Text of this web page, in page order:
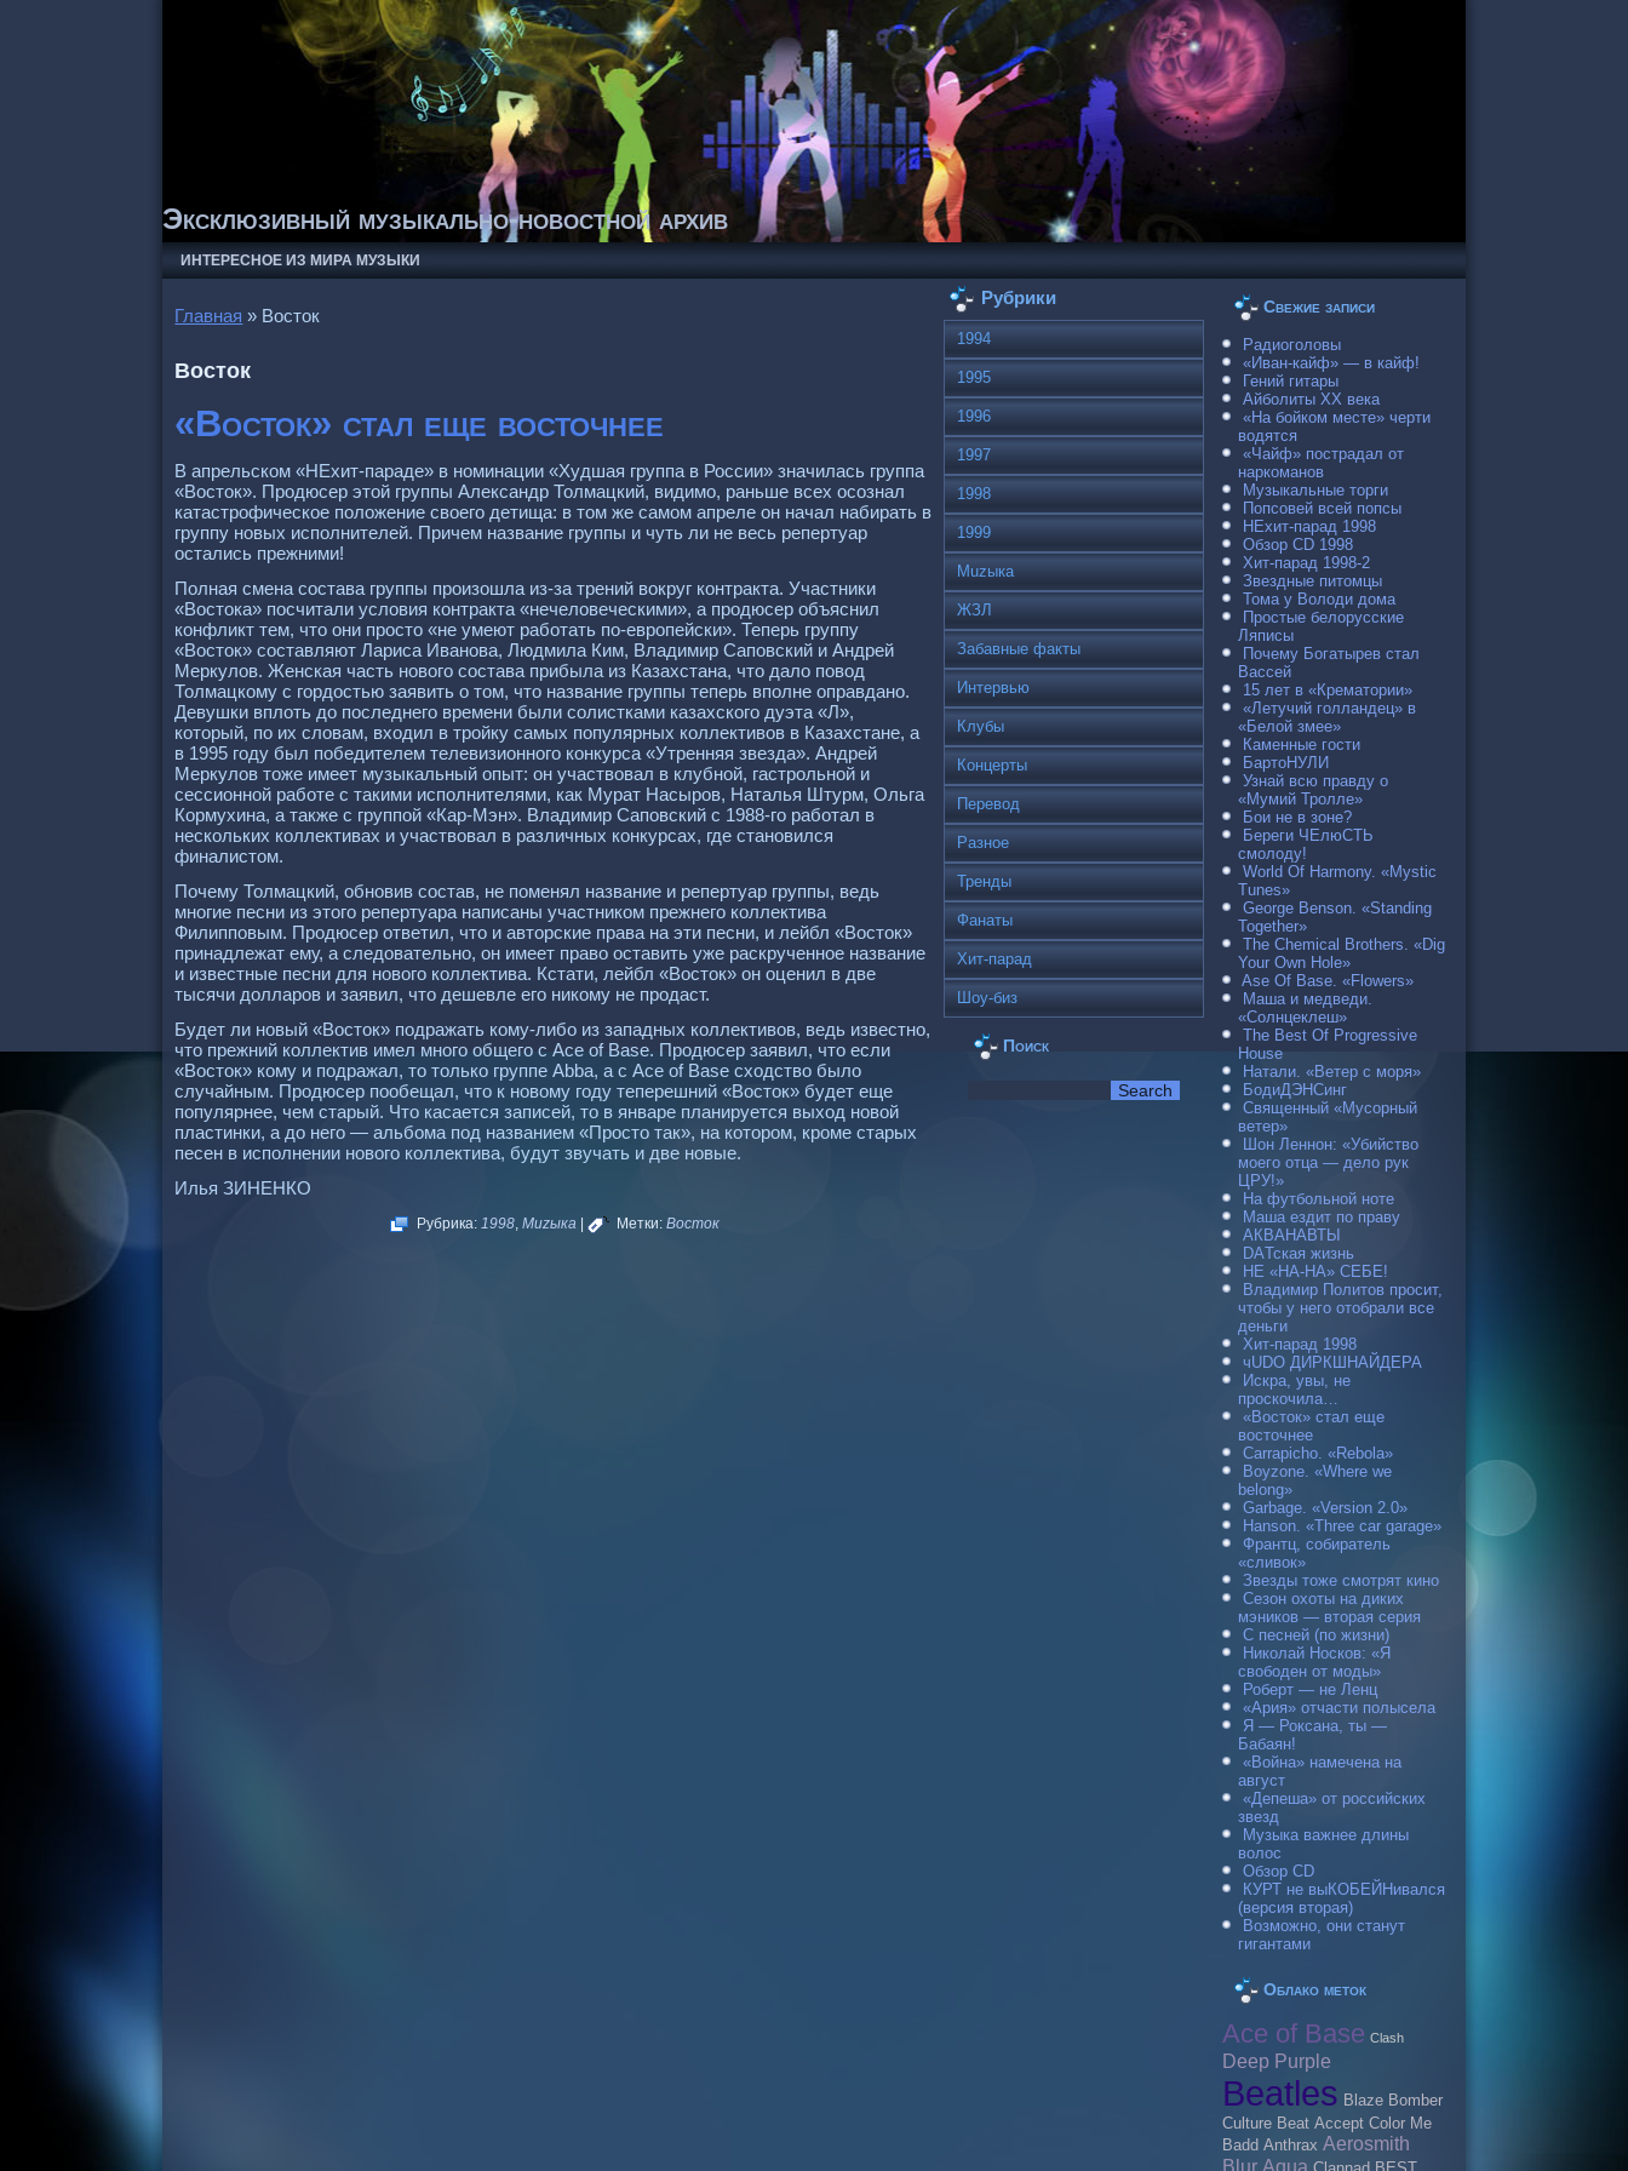
Эксклюзивный музыкально-новостной архив
ИНТЕРЕСНОЕ ИЗ МИРА МУЗЫКИ
Главная » Восток
Восток
«Восток» стал еще восточнее
В апрельском «НЕхит-параде» в номинации «Худшая группа в России» значилась группа
«Восток». Продюсер этой группы Александр Толмацкий, видимо, раньше всех осознал
катастрофическое положение своего детища: в том же самом апреле он начал набирать в
группу новых исполнителей. Причем название группы и чуть ли не весь репертуар
остались прежними!
Полная смена состава группы произошла из-за трений вокруг контракта. Участники
«Востока» посчитали условия контракта «нечеловеческими», а продюсер объяснил
конфликт тем, что они просто «не умеют работать по-европейски». Теперь группу
«Восток» составляют Лариса Иванова, Людмила Ким, Владимир Саповский и Андрей
Меркулов. Женская часть нового состава прибыла из Казахстана, что дало повод
Толмацкому с гордостью заявить о том, что название группы теперь вполне оправдано.
Девушки вплоть до последнего времени были солистками казахского дуэта «Л»,
который, по их словам, входил в тройку самых популярных коллективов в Казахстане, а
в 1995 году был победителем телевизионного конкурса «Утренняя звезда». Андрей
Меркулов тоже имеет музыкальный опыт: он участвовал в клубной, гастрольной и
сессионной работе с такими исполнителями, как Мурат Насыров, Наталья Штурм, Ольга
Кормухина, а также с группой «Кар-Мэн». Владимир Саповский с 1988-го работал в
нескольких коллективах и участвовал в различных конкурсах, где становился
финалистом.
Почему Толмацкий, обновив состав, не поменял название и репертуар группы, ведь
многие песни из этого репертуара написаны участником прежнего коллектива
Филипповым. Продюсер ответил, что и авторские права на эти песни, и лейбл «Восток»
принадлежат ему, а следовательно, он имеет право оставить уже раскрученное название
и известные песни для нового коллектива. Кстати, лейбл «Восток» он оценил в две
тысячи долларов и заявил, что дешевле его никому не продаст.
Будет ли новый «Восток» подражать кому-либо из западных коллективов, ведь известно,
что прежний коллектив имел много общего с Ace of Base. Продюсер заявил, что если
«Восток» кому и подражал, то только группе Abba, а с Ace of Base сходство было
случайным. Продюсер пообещал, что к новому году теперешний «Восток» будет еще
популярнее, чем старый. Что касается записей, то в январе планируется выход новой
пластинки, а до него — альбома под названием «Просто так», на котором, кроме старых
песен в исполнении нового коллектива, будут звучать и две новые.
Илья ЗИНЕНКО
Рубрика: 1998, Muzыка| Метки: Восток
Рубрики
1994
1995
1996
1997
1998
1999
Muzыка
ЖЗЛ
Забавные факты
Интервью
Клубы
Концерты
Перевод
Разное
Тренды
Фанаты
Хит-парад
Шоу-биз
Поиск
Свежие записи
Радиоголовы
«Иван-кайф» — в кайф!
Гений гитары
Айболиты ХХ века
«На бойком месте» черти
водятся
«Чайф» пострадал от
наркоманов
Музыкальные торги
Попсовей всей попсы
НЕхит-парад 1998
Обзор CD 1998
Хит-парад 1998-2
Звездные питомцы
Тома у Володи дома
Простые белорусские
Ляписы
Почему Богатырев стал
Вассей
15 лет в «Крематории»
«Летучий голландец» в
«Белой змее»
Каменные гости
БартоНУЛИ
Узнай всю правду о
«Мумий Тролле»
Бои не в зоне?
Береги ЧЕлюСТЬ
смолоду!
World Of Harmony. «Mystic
Tunes»
George Benson. «Standing
Together»
The Chemical Brothers. «Dig
Your Own Hole»
Ase Of Base. «Flowers»
Маша и медведи.
«Солнцеклеш»
The Best Of Progressive
House
Натали. «Ветер с моря»
БодиДЭНСинг
Священный «Мусорный
ветер»
Шон Леннон: «Убийство
моего отца — дело рук
ЦРУ!»
На футбольной ноте
Маша ездит по праву
АКВАНАВТЫ
DAТская жизнь
НЕ «НА-НА» СЕБЕ!
Владимир Политов просит,
чтобы у него отобрали все
деньги
Хит-парад 1998
чUDO ДИРКШНАЙДЕРА
Искра, увы, не
проскочила…
«Восток» стал еще
восточнее
Carraрicho. «Rebola»
Boyzone. «Where we
belong»
Garbage. «Version 2.0»
Hanson. «Three car garage»
Франтц, собиратель
«сливок»
Звезды тоже смотрят кино
Сезон охоты на диких
мэников — вторая серия
С песней (по жизни)
Николай Носков: «Я
свободен от моды»
Роберт — не Ленц
«Ария» отчасти полысела
Я — Роксана, ты —
Бабаян!
«Война» намечена на
август
«Депеша» от российских
звезд
Музыка важнее длины
волос
Обзор CD
КУРТ не выКОБЕЙНивался
(версия вторая)
Возможно, они станут
гигантами
Облако меток
Ace of Base Clash
Deep Purple
Beatles Blaze Bomber
Culture Beat Accept Color Me
Badd Anthrax Aerosmith
Blur Aqua